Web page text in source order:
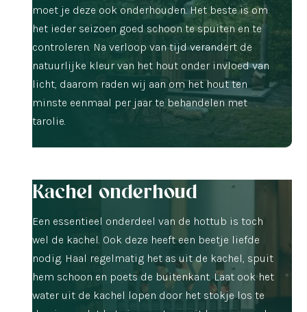
moet je deze ook onderhouden. Het beste is om
het ieder seizoen goed schoon te spuiten en te
controleren. Na verloop van tijd verandert de
natuurlijke kleur van het hout onder invloed van
licht, daarom raden wij aan om het hout ten
minste eenmaal per jaar te behandelen met
tarolie.
Kachel onderhoud
Een essentieel onderdeel van de hottub is toch
wel de kachel. Ook deze heeft een beetje liefde
nodig. Haal regelmatig het as uit de kachel, spuit
hem schoon en poets de buitenkant. Laat ook het
water uit de kachel lopen door het stokje los te